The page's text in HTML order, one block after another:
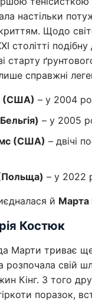
настільки
Щодо
столітті подібну
старту
справжні
(США) – у 2004
– у 2005
(США) – двічі
– у 2022
й Марта
Костюк
Марти триває
розпочала свій
Кінг. З того
поразок,